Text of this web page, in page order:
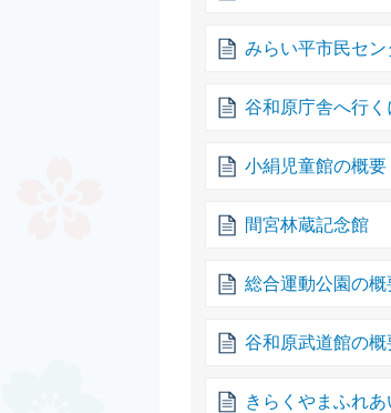
みらい平市民セ
谷和原庁舎へ行く
小絹児童館の概要
間宮林蔵記念館
総合運動公園の概
谷和原武道館の概
きらくやまふれ